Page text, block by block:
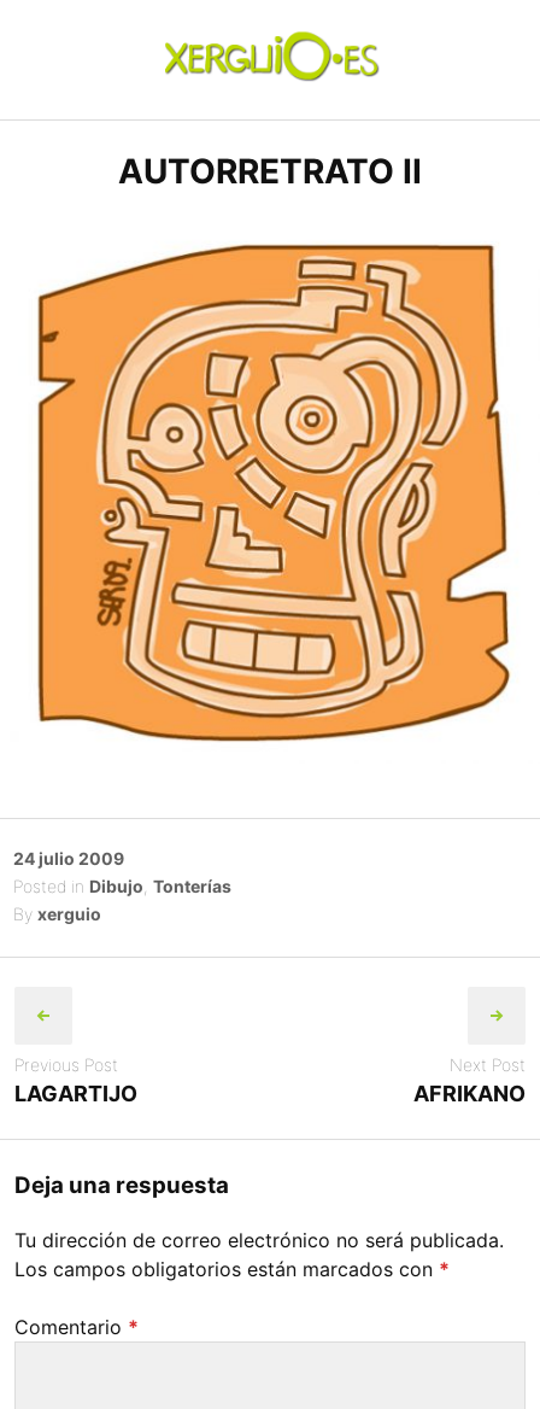
xerguio.ES | ilustración
AUTORRETRATO II
Posted
on
24 julio 2009
Posted in Dibujo Tonterías
By xerguio
navigation
Previous Post
LAGARTIJO
Next Post
AFRIKANO
Deja una respuesta
Tu dirección de correo electrónico no será publicada.
Los campos obligatorios están marcados con *
Comentario *